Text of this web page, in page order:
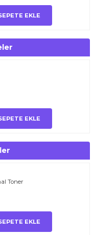
EKLE
EKLE
Toner
EKLE